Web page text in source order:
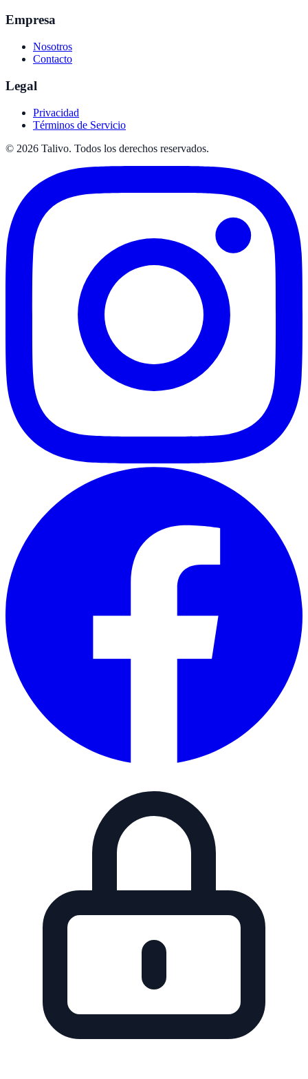
Empresa
Nosotros
Contacto
Legal
Privacidad
Términos de Servicio
© 2026 Talivo. Todos los derechos reservados.